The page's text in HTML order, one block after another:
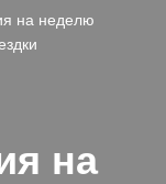
на неделю
на